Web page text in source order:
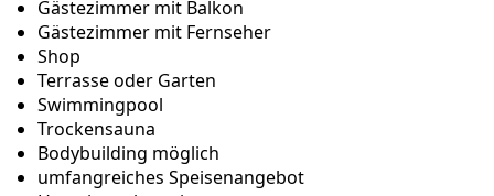
Gästezimmer mit Balkon
Gästezimmer mit Fernseher
Shop
Terrasse oder Garten
Swimmingpool
Trockensauna
Bodybuilding möglich
umfangreiches Speisenangebot